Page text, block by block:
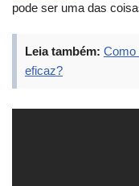
pode ser uma das
Leia também: Como
eficaz?